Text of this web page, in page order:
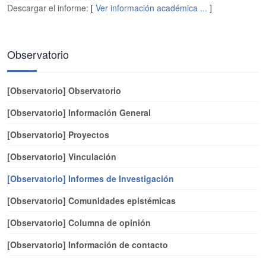
Descargar el informe: [ Ver información académica ... ]
Observatorio
[Observatorio] Observatorio
[Observatorio] Información General
[Observatorio] Proyectos
[Observatorio] Vinculación
[Observatorio] Informes de Investigación
[Observatorio] Comunidades epistémicas
[Observatorio] Columna de opinión
[Observatorio] Información de contacto